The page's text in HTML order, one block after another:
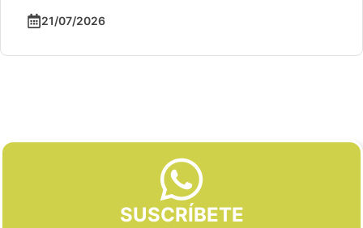
21/07/2026
SUSCRÍBETE